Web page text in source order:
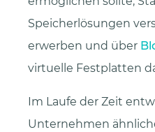
Speicherlösungen
erwerben und über
virtuelle Festplatten
Im Laufe der Zeit
Unternehmen